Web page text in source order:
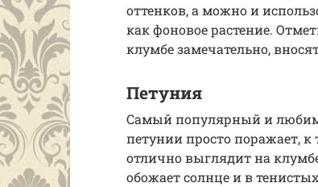
оттенков, а можно и
как фоновое растение.
клумбе замечательно,
Петуния
Самый популярный и
петунии просто поражает, к
отлично выглядит на
обожает солнце и в